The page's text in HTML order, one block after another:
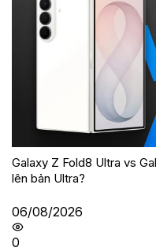
Galaxy Z Fold8 Ultra vs
lên bản Ultra?
06/08/2026
0